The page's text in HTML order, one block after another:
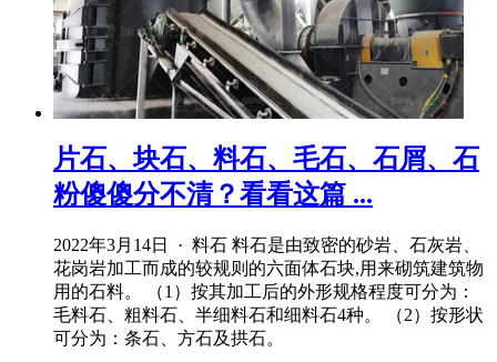
片石、块石、料石、毛石、石屑、石
粉傻傻分不清？看看这篇 ...
2022年3月14日 · 料石 料石是由致密的砂岩、石灰岩、
花岗岩加工而成的较规则的六面体石块,用来砌筑建筑物
用的石料。 （1）按其加工后的外形规格程度可分为：
毛料石、粗料石、半细料石和细料石4种。 （2）按形状
可分为：条石、方石及拱石。